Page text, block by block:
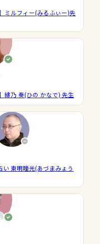
ミルフィー(みるふぃー)先
緋乃 奏(ひの かなで) 先生
い 東明瞳光(あづまみょう